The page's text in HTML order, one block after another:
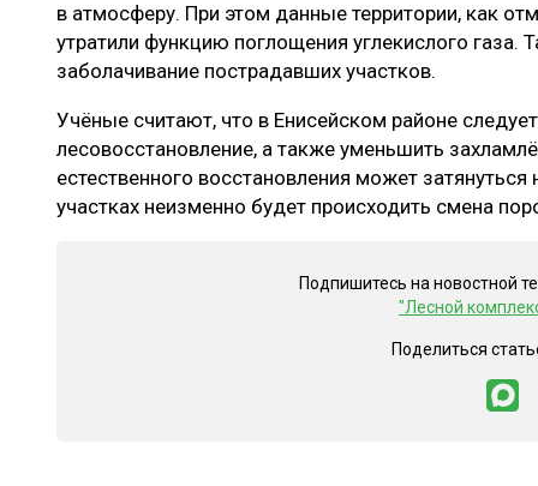
в атмосферу. При этом данные территории, как
утратили функцию поглощения углекислого газа.
заболачивание пострадавших участков.
Учёные считают, что в Енисейском районе
лесовосстановление, а также уменьшить
естественного восстановления может
участках неизменно будет происходить смена
Подпишитесь на новостной
"Лесной
Поделиться